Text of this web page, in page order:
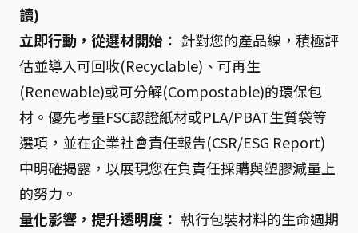
讀)
立即行動，從選材開始： 針對您的產品線，積極評
估並導入可回收(Recyclable)、可再生
(Renewable)或可分解(Compostable)的環保包
材。優先考量FSC認證紙材或PLA/PBAT生質袋等
選項，並在企業社會責任報告(CSR/ESG Report)
中明確揭露，以展現您在負責任採購與塑膠減量上
的努力。
量化影響，提升透明度： 執行包裝材料的生命週期